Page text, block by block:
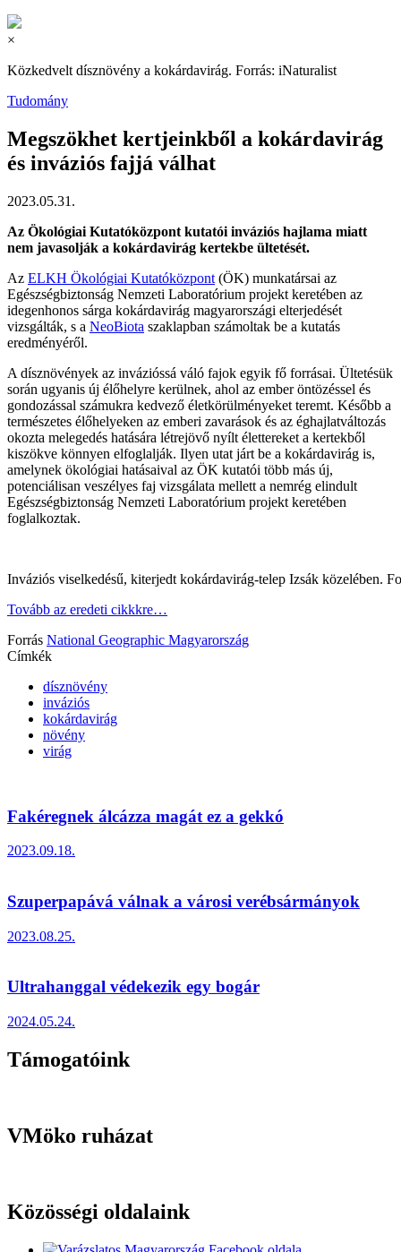
×
Közkedvelt dísznövény a kokárdavirág. Forrás: iNaturalist
Tudomány
Megszökhet kertjeinkből a kokárdavirág
és inváziós fajjá válhat
2023.05.31.
Az Ökológiai Kutatóközpont kutatói inváziós hajlama miatt
nem javasolják a kokárdavirág kertekbe ültetését.
Az ELKH Ökológiai Kutatóközpont (ÖK) munkatársai az
Egészségbiztonság Nemzeti Laboratórium projekt keretében az
idegenhonos sárga kokárdavirág magyarországi elterjedését
vizsgálták, s a NeoBiota szaklapban számoltak be a kutatás
eredményéről.
A dísznövények az invázióssá váló fajok egyik fő forrásai. Ültetésük
során ugyanis új élőhelyre kerülnek, ahol az ember öntözéssel és
gondozással számukra kedvező életkörülményeket teremt. Később a
természetes élőhelyeken az emberi zavarások és az éghajlatváltozás
okozta melegedés hatására létrejövő nyílt élettereket a kertekből
kiszökve könnyen elfoglalják. Ilyen utat járt be a kokárdavirág is,
amelynek ökológiai hatásaival az ÖK kutatói több más új,
potenciálisan veszélyes faj vizsgálata mellett a nemrég elindult
Egészségbiztonság Nemzeti Laboratórium projekt keretében
foglalkoztak.
Inváziós viselkedésű, kiterjedt kokárdavirág-telep Izsák közelében.
Tovább az eredeti cikkkre…
Forrás National Geographic Magyarország
Címkék
dísznövény
inváziós
kokárdavirág
növény
virág
Fakéregnek álcázza magát ez a gekkó
2023.09.18.
Szuperpapává válnak a városi verébsármányok
2023.08.25.
Ultrahanggal védekezik egy bogár
2024.05.24.
Támogatóink
VMöko ruházat
Közösségi oldalaink